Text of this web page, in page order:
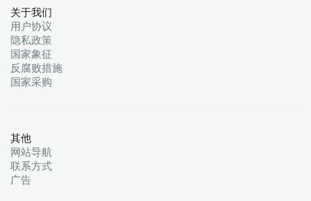
关于我们
用户协议
隐私政策
国家象征
反腐败措施
国家采购
其他
网站导航
联系方式
广告